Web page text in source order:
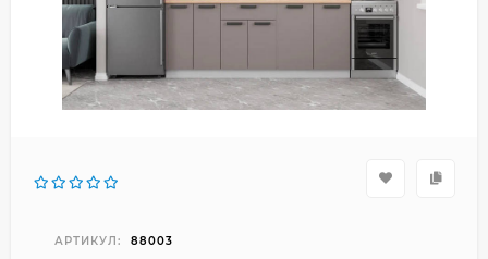
АРТИКУЛ: 88003